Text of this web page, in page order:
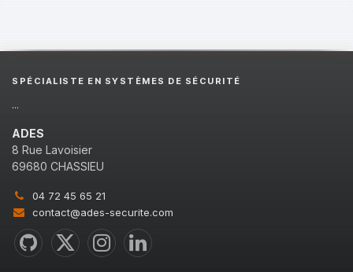
SPÉCIALISTE EN SYSTÈMES DE SÉCURITÉ
...
ADES
8 Rue Lavoisier
69680 CHASSIEU
04 72 45 65 21
contact@ades-securite.com